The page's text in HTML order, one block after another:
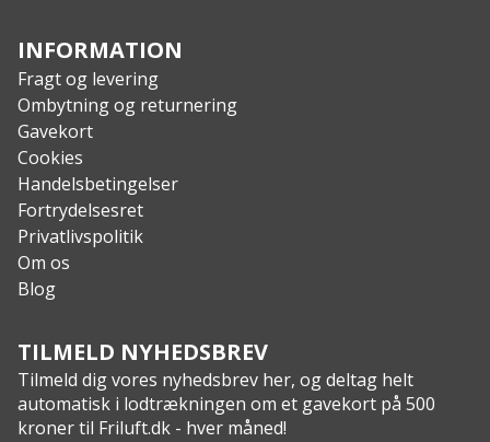
INFORMATION
Fragt og levering
Ombytning og returnering
Gavekort
Cookies
Handelsbetingelser
Fortrydelsesret
Privatlivspolitik
Om os
Blog
TILMELD NYHEDSBREV
Tilmeld dig vores nyhedsbrev her, og deltag helt
automatisk i lodtrækningen om et gavekort på 500
kroner til Friluft.dk - hver måned!